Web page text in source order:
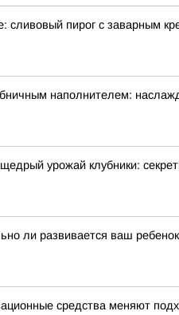
сливовый пирог с заварным
наполнителем:
урожай клубники:
ли развивается ваш
средства меняют